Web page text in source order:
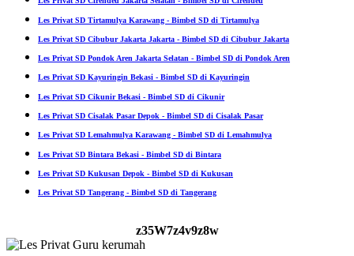
Les Privat SD Tirtamulya Karawang - Bimbel SD di Tirtamulya
Les Privat SD Cibubur Jakarta Jakarta - Bimbel SD di Cibubur Jakarta
Les Privat SD Pondok Aren Jakarta Selatan - Bimbel SD di Pondok Aren
Les Privat SD Kayuringin Bekasi - Bimbel SD di Kayuringin
Les Privat SD Cikunir Bekasi - Bimbel SD di Cikunir
Les Privat SD Cisalak Pasar Depok - Bimbel SD di Cisalak Pasar
Les Privat SD Lemahmulya Karawang - Bimbel SD di Lemahmulya
Les Privat SD Bintara Bekasi - Bimbel SD di Bintara
Les Privat SD Kukusan Depok - Bimbel SD di Kukusan
Les Privat SD Tangerang - Bimbel SD di Tangerang
z35W7z4v9z8w